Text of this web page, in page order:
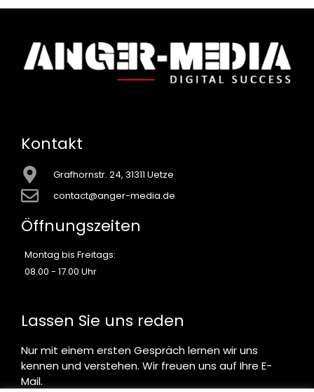
Kontakt
Grafhornstr. 24, 31311 Uetze
contact@anger-media.de
Öffnungszeiten
Montag bis Freitags:
08.00 - 17.00 Uhr
Lassen Sie uns reden
Nur mit einem ersten Gespräch lernen wir uns
kennen und verstehen. Wir freuen uns auf Ihre E-
Mail.